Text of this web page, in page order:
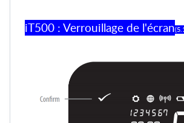
iT500 : Verrouillage de l'écran